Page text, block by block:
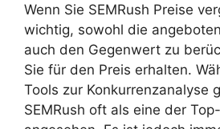
Wenn Sie SEMRush Preise
wichtig, sowohl die
auch den Gegenwert zu
Sie für den Preis erhalten.
Tools zur Konkurrenzanalyse
SEMRush oft als eine der